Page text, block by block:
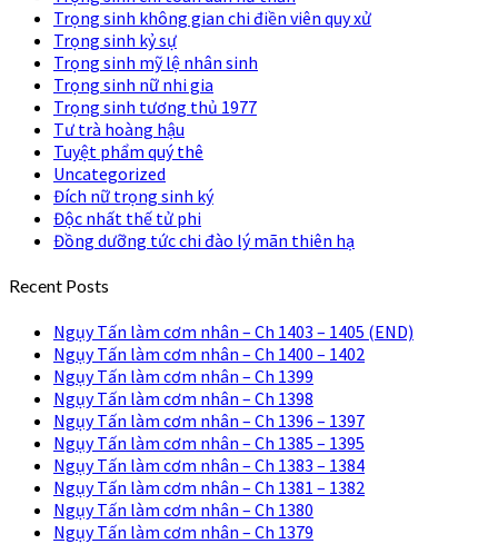
Trọng sinh không gian chi điền viên quy xử
Trọng sinh kỷ sự
Trọng sinh mỹ lệ nhân sinh
Trọng sinh nữ nhi gia
Trọng sinh tương thủ 1977
Tư trà hoàng hậu
Tuyệt phẩm quý thê
Uncategorized
Đích nữ trọng sinh ký
Độc nhất thế tử phi
Đồng dưỡng tức chi đào lý mãn thiên hạ
Recent Posts
Ngụy Tấn làm cơm nhân – Ch 1403 – 1405 (END)
Ngụy Tấn làm cơm nhân – Ch 1400 – 1402
Ngụy Tấn làm cơm nhân – Ch 1399
Ngụy Tấn làm cơm nhân – Ch 1398
Ngụy Tấn làm cơm nhân – Ch 1396 – 1397
Ngụy Tấn làm cơm nhân – Ch 1385 – 1395
Ngụy Tấn làm cơm nhân – Ch 1383 – 1384
Ngụy Tấn làm cơm nhân – Ch 1381 – 1382
Ngụy Tấn làm cơm nhân – Ch 1380
Ngụy Tấn làm cơm nhân – Ch 1379